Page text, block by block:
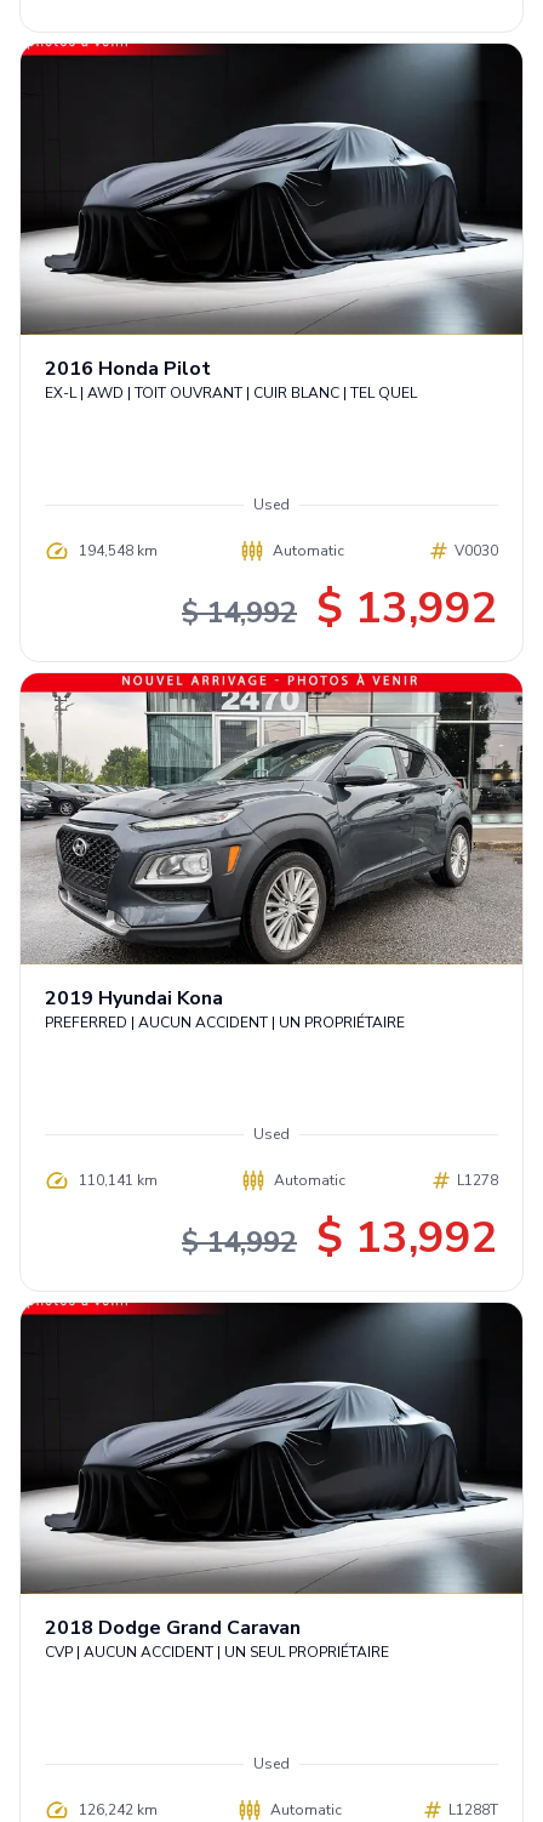
2016 Honda Pilot
EX-L | AWD | TOIT OUVRANT | CUIR BLANC | TEL QUEL
Used
194,548 km Automatic V0030
$ 14,992 $ 13,992
2019 Hyundai Kona
PREFERRED | AUCUN ACCIDENT | UN PROPRIÉTAIRE
Used
110,141 km Automatic L1278
$ 14,992 $ 13,992
2018 Dodge Grand Caravan
CVP | AUCUN ACCIDENT | UN SEUL PROPRIÉTAIRE
Used
126,242 km Automatic L1288T